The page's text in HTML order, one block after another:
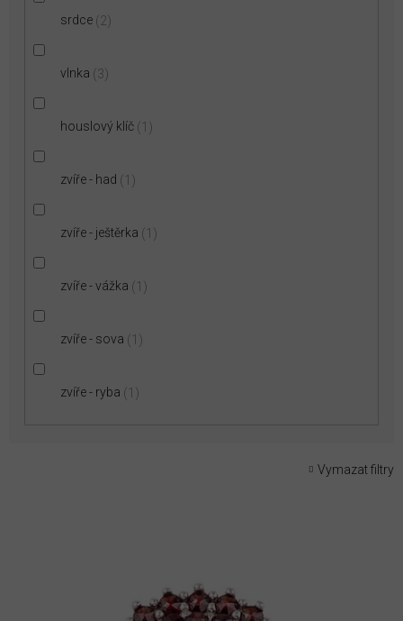
srdce 2
vlnka 3
houslový klíč 1
zvíře - had 1
zvíře - ještěrka 1
zvíře - vážka 1
zvíře - sova 1
zvíře - ryba 1
Vymazat filtry